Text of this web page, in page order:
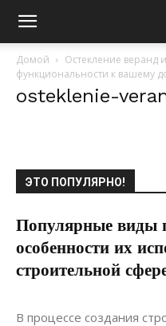
Домой
Остекление веранд
функциональности к вашему
osteklenie-
ЭТО ПОПУЛЯРНО!
Популярные виды
особенности их
строительной
28.06.2021
В процессе создания